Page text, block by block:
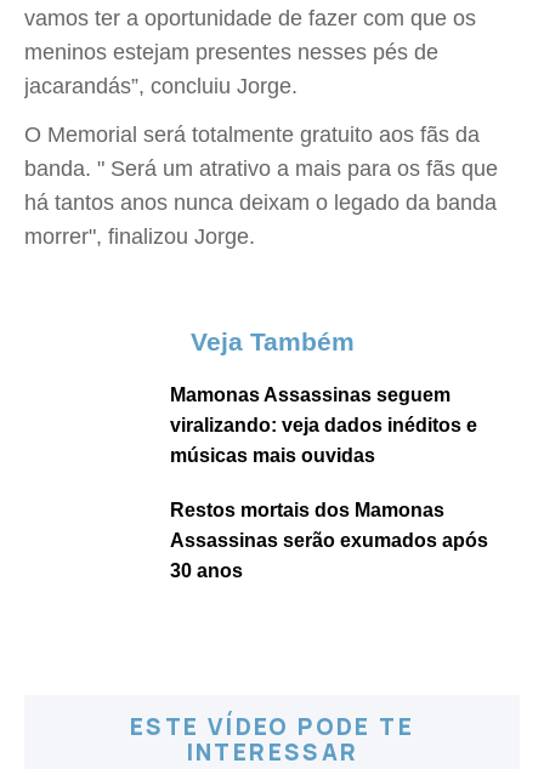
vamos ter a oportunidade de fazer com que os
meninos estejam presentes nesses pés de
jacarandás”, concluiu Jorge.
O Memorial será totalmente gratuito aos fãs da
banda. " Será um atrativo a mais para os fãs que
há tantos anos nunca deixam o legado da banda
morrer", finalizou Jorge.
Veja Também
Mamonas Assassinas seguem
viralizando: veja dados inéditos e
músicas mais ouvidas
Restos mortais dos Mamonas
Assassinas serão exumados após
30 anos
ESTE VÍDEO PODE TE
INTERESSAR